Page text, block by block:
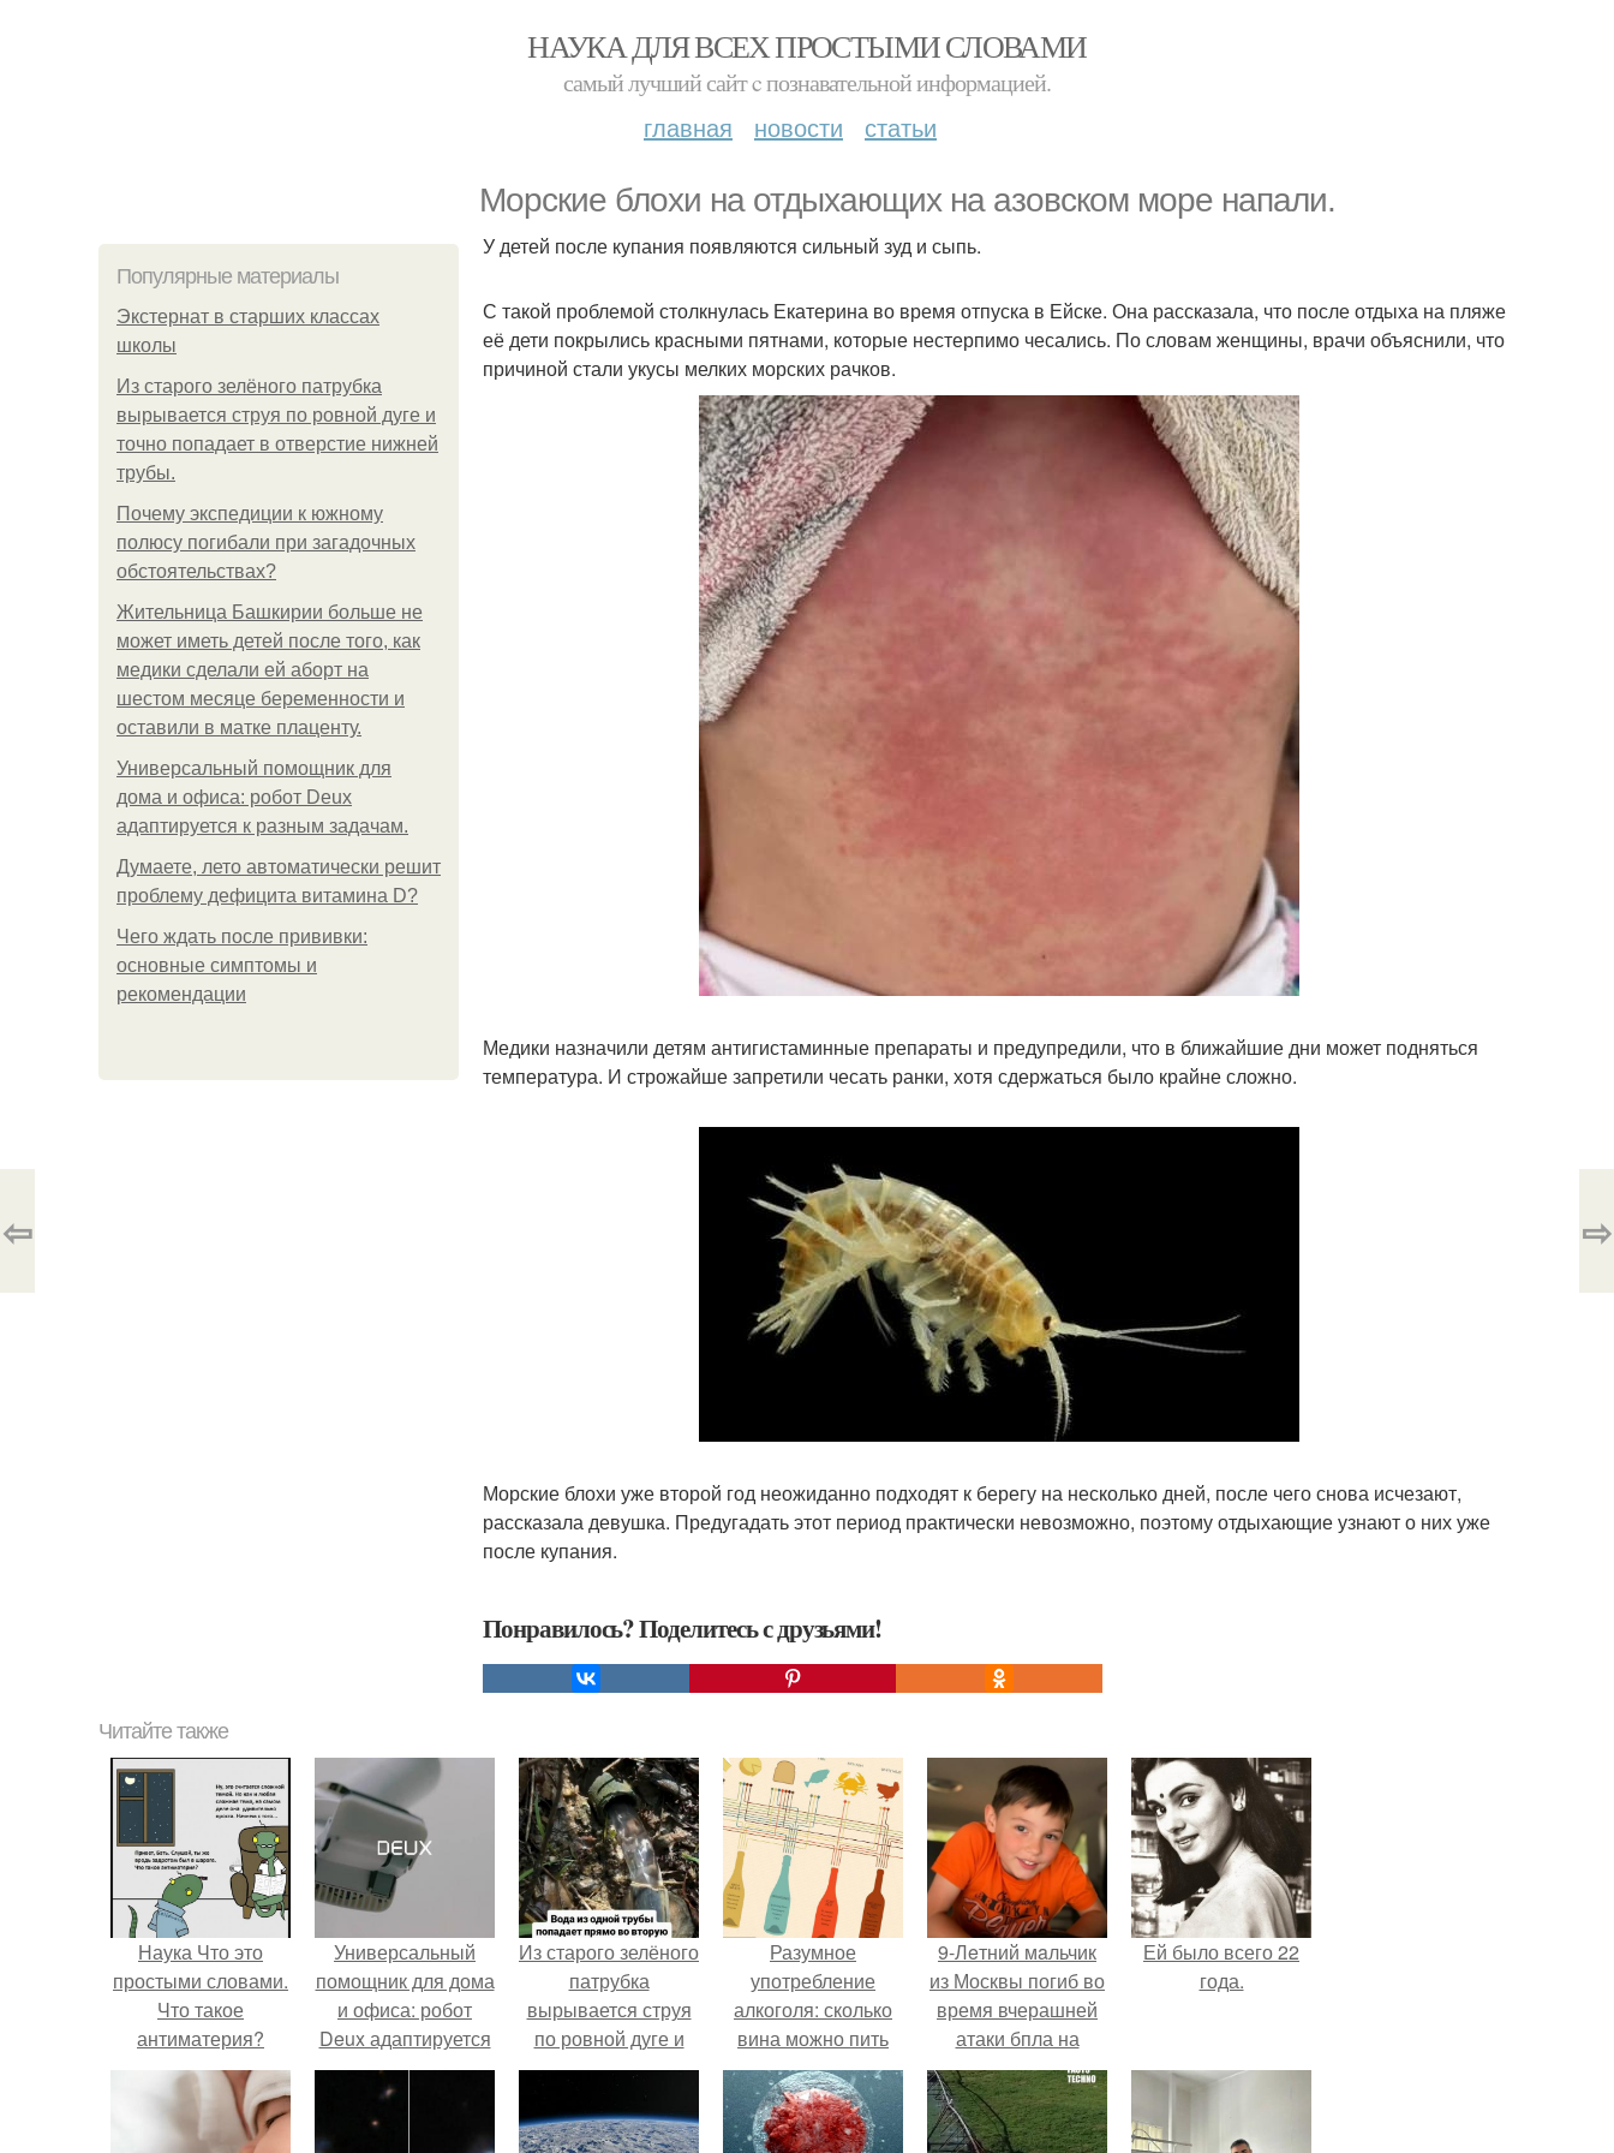
НАУКА ДЛЯ ВСЕХ ПРОСТЫМИ СЛОВАМИ
самый лучший сайт c познавательной информацией.
главная новости статьи
Морские блохи на отдыхающих на азовском море напали.
Популярные материалы
Экстернат в старших классах
школы
Из старого зелёного патрубка
вырывается струя по ровной дуге и
точно попадает в отверстие нижней
трубы.
Почему экспедиции к южному
полюсу погибали при загадочных
обстоятельствах?
Жительница Башкирии больше не
может иметь детей после того, как
медики сделали ей аборт на
шестом месяце беременности и
оставили в матке плаценту.
Универсальный помощник для
дома и офиса: робот Deux
адаптируется к разным задачам.
Думаете, лето автоматически решит
проблему дефицита витамина D?
Чего ждать после прививки:
основные симптомы и
рекомендации
У детей после купания появляются сильный зуд и сыпь.
С такой проблемой столкнулась Екатерина во время отпуска в Ейске. Она рассказала, что после отдыха на пляже
её дети покрылись красными пятнами, которые нестерпимо чесались. По словам женщины, врачи объяснили, что
причиной стали укусы мелких морских рачков.
Медики назначили детям антигистаминные препараты и предупредили, что в ближайшие дни может подняться
температура. И строжайше запретили чесать ранки, хотя сдержаться было крайне сложно.
Морские блохи уже второй год неожиданно подходят к берегу на несколько дней, после чего снова исчезают,
рассказала девушка. Предугадать этот период практически невозможно, поэтому отдыхающие узнают о них уже
после купания.
Понравилось? Поделитесь с друзьями!
⇦ ⇨
Читайте также
Наука Что это
простыми словами.
Что такое
антиматерия?
Универсальный
помощник для дома
и офиса: робот
Deux адаптируется
к разным задачам.
Из старого зелёного
патрубка
вырывается струя
по ровной дуге и
точно попадает в
трубы.
Разумное
употребление
алкоголя: сколько
вина можно пить
женщине
9-Лeтний мaльчик
из Москвы погиб во
время вчерашней
атаки бпла на
пляже под
Геленджиком.
Ей было всего 22
года.